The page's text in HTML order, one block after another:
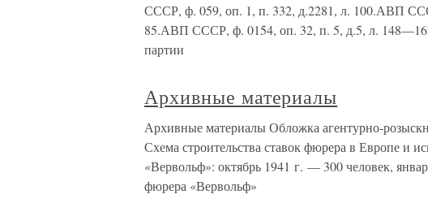
СССР, ф. 059, оп. 1, п. 332, д.2281, л. 100.АВП
85.АВП СССР, ф. 0154, оп. 32, п. 5, д.5, л.
партии
Архивные материалы
Архивные материалы Обложка агентурно-
Схема строительства ставок фюрера в Европе и
«Вервольф»: октябрь 1941 г. — 300 человек,
фюрера «Вервольф»